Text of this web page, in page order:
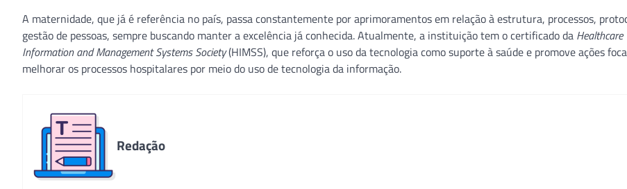
A maternidade, que já é referência no país, passa constantemente por aprimoramentos em relação à estrutura, processos,
gestão de pessoas, sempre buscando manter a excelência já conhecida. Atualmente, a instituição tem o certificado da Healthcare
Information and Management Systems Society(HIMSS), que reforça o uso da tecnologia como suporte à saúde e promove ações
melhorar os processos hospitalares por meio do uso de tecnologia da informação.
Redação